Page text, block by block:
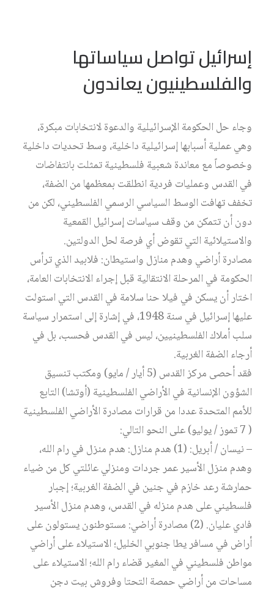
إسرائيل تواصل سياساتها
والفلسطينيون يعاندون
وجاء حل الحكومة الإسرائيلية والدعوة لانتخابات مبكرة،
وهي عملية أسبابها إسرائيلية داخلية، وسط تحديات داخلية
وخصوصاً مع معاندة شعبية فلسطينية تمثلت بانتفاضات
في القدس وعمليات فردية انطلقت بمعظمها من الضفة،
تخفف تهافت الوسط السياسي الرسمي الفلسطيني، لكن من
دون أن تتمكن من وقف سياسات إسرائيل القمعية
والاستيلائية التي تقوض أي فرصة لحل الدولتين.
مصادرة أراضي وهدم منازل واستيطان: فلابيد الذي ترأس
الحكومة في المرحلة الانتقالية قبل إجراء الانتخابات العامة،
اختار أن يسكن في فيلا حنا سلامة في القدس التي استولت
عليها إسرائيل في سنة 1948، في إشارة إلى استمرار سياسة
سلب أملاك الفلسطينيين، ليس في القدس فحسب، بل في
أرجاء الضفة الغربية.
فقد أحصى مركز القدس (5 أيار / مايو) ومكتب تنسيق
الشؤون الإنسانية في الأراضي الفلسطينية (أوتشا) التابع
للأمم المتحدة عددا من قرارات مصادرة الأراضي الفلسطينية
( 7 تموز / يوليو) على النحو التالي:
– نيسان / أبريل: (1) هدم منازل: هدم منزل في رام الله،
وهدم منزل الأسير عمر جردات ومنزلي عائلتي كل من ضياء
حمارشة رعد خازم في جنين في الضفة الغربية؛ إجبار
فلسطيني على هدم منزله في القدس، وهدم منزل الأسير
فادي عليان. (2) مصادرة أراضي: مستوطنون يستولون على
أراض في مسافر يطا جنوبي الخليل؛ الاستيلاء على أراضي
مواطن فلسطيني في المغير قضاء رام الله؛ الاستيلاء على
مساحات من أراضي حمصة التحتا وفروش بيت دجن